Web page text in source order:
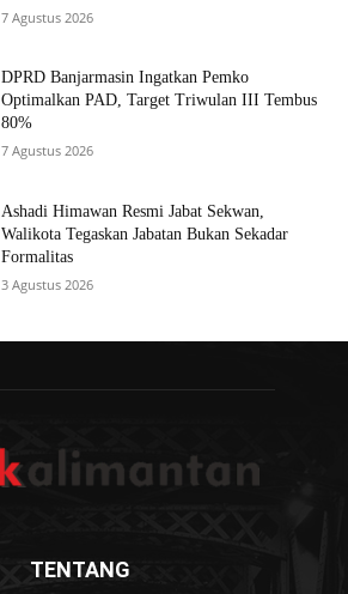
7 Agustus 2026
DPRD Banjarmasin Ingatkan Pemko
Optimalkan PAD, Target Triwulan III Tembus
80%
7 Agustus 2026
Ashadi Himawan Resmi Jabat Sekwan,
Walikota Tegaskan Jabatan Bukan Sekadar
Formalitas
3 Agustus 2026
TENTANG